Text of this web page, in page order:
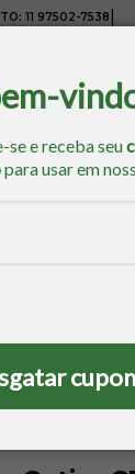
se e receba seu
para usar em
11 97502-7538